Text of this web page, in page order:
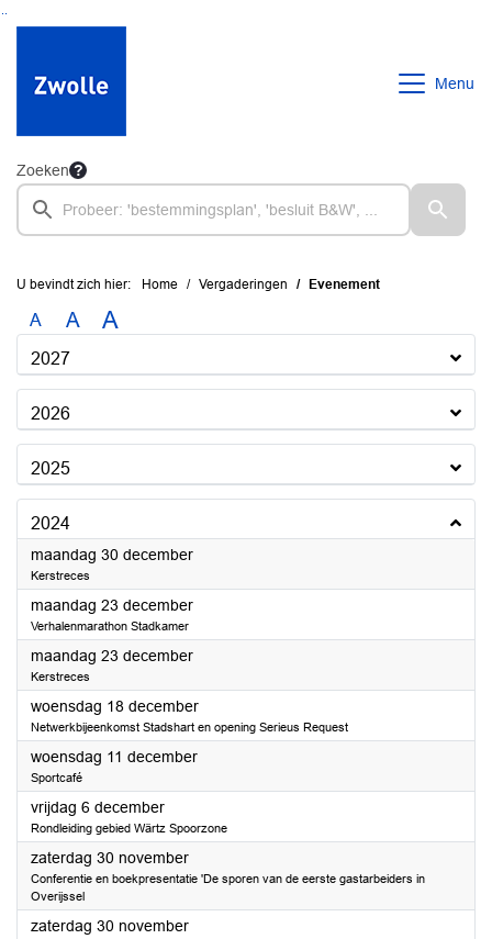
Ga naar de inhoud van deze pagina
Ga naar het zoeken
Ga naar het menu
Menu
Zoeken
U bevindt zich hier: Home Vergaderingen Evenement
A A A
2027
2026
2025
2024
maandag 30 december2024
Kerstreces
maandag 23 december2024
Verhalenmarathon Stadkamer
maandag 23 december2024
Kerstreces
woensdag 18 december2024
Netwerkbijeenkomst Stadshart en opening Serieus Request
woensdag 11 december2024
Sportcafé
vrijdag 6 december2024
Rondleiding gebied Wärtz Spoorzone
zaterdag 30 november2024
Conferentie en boekpresentatie 'De sporen van de eerste gastarbeiders in
Overijssel
zaterdag 30 november2024